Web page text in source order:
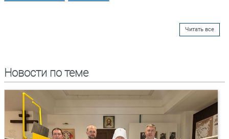
Читать все
Новости по теме